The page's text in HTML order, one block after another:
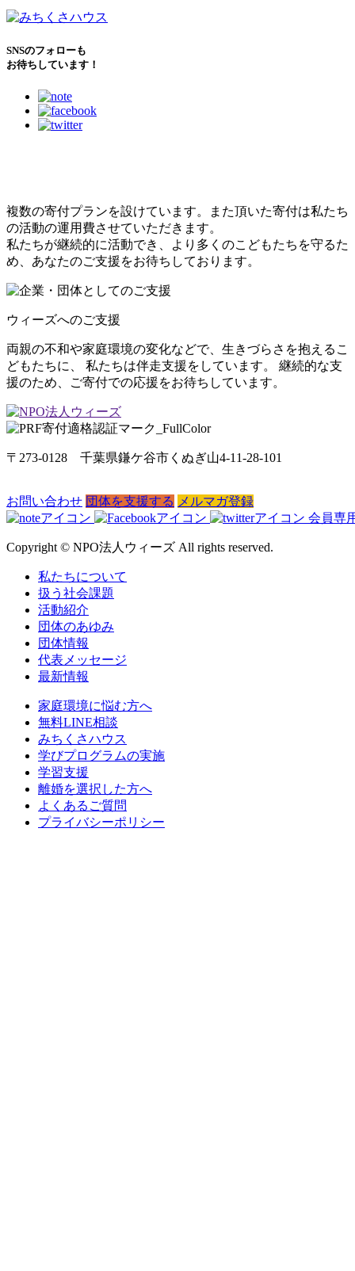
SNSのフォローも
お待ちしています！
複数の寄付プランを設けています。また頂いた寄付は私たち
の活動の運用費させていただきます。
私たちが継続的に活動でき、より多くのこどもたちを守るた
め、あなたのご支援をお待ちしております。
ウィーズへのご支援
両親の不和や家庭環境の変化などで、生きづらさを抱えるこ
どもたちに、 私たちは伴走支援をしています。 継続的な支
援のため、ご寄付での応援をお待ちしています。
〒273-0128 千葉県鎌ケ谷市くぬぎ山4-11-28-101
お問い合わせ 団体を支援する メルマガ登録
会員専
Copyright © NPO法人ウィーズ All rights reserved.
私たちについて
扱う社会課題
活動紹介
団体のあゆみ
団体情報
代表メッセージ
最新情報
家庭環境に悩む方へ
無料LINE相談
みちくさハウス
学びプログラムの実施
学習支援
離婚を選択した方へ
よくあるご質問
プライバシーポリシー